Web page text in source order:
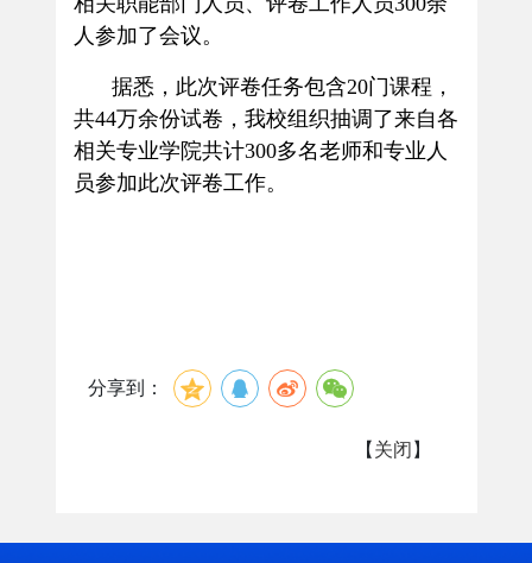
人参加了会议。
据悉，此次评卷任务包含20门课程，
共44万余份试卷，我校组织抽调了来自各
相关专业学院共计300多名老师和专业人
员参加此次评卷工作。
分享到：
【 关闭 】